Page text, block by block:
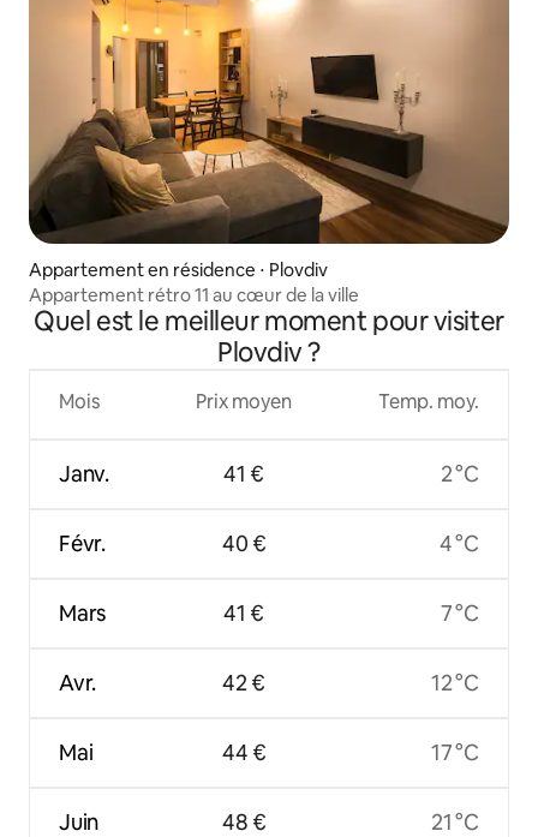
Appartement en résidence ⋅ Plovdiv
Appartement rétro 11 au cœur de la ville
Quel est le meilleur moment pour visiter
Plovdiv ?
Mois
Janv.
Févr.
Mars
Avr.
Mai
Juin
Prix moyen
41 €
40 €
41 €
42 €
44 €
48 €
Temp. moy.
2 °C
4 °C
7 °C
12 °C
17 °C
21 °C